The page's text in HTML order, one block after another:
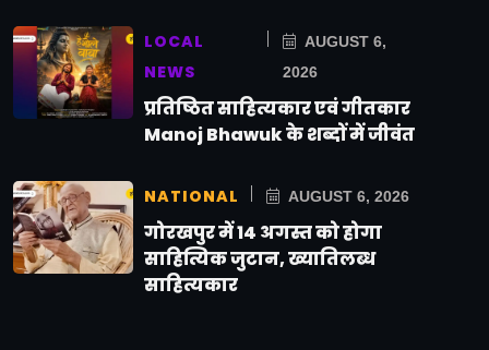
LOCAL
NEWS
AUGUST 6,
2026
प्रतिष्ठित साहित्यकार एवं गीतकार
Manoj Bhawuk के शब्दों में जीवंत
NATIONAL AUGUST 6, 2026
गोरखपुर में 14 अगस्त को होगा
साहित्यिक जुटान, ख्यातिलब्ध
साहित्यकार